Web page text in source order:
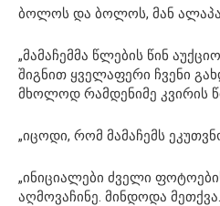
ბოლოს და ბოლოს, მან
„მამაჩემმა წლების წინ
შიგნით ყველაფერი ჩვენი
მხოლოდ რამდენიმე კვირის
„იცოდი, რომ მამაჩემს
„ინიციალები ძველი
აღმოვაჩინე. მინდოდა